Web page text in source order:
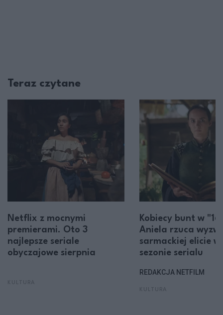
Teraz czytane
Netflix z mocnymi
premierami. Oto 3
najlepsze seriale
obyczajowe sierpnia
Kobiecy bunt w
Aniela rzuca
sarmackiej elicie w
sezonie serialu
REDAKCJA NETFILM